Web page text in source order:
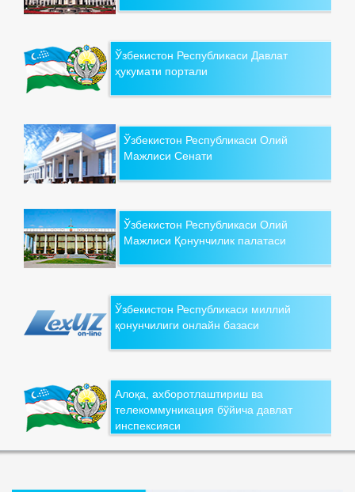
Ўзбекистон Республикаси Давлат
ҳукумати портали
Ўзбекистон Республикаси Олий
Мажлиси Сенати
Ўзбекистон Республикаси Олий
Мажлиси Қонунчилик палатаси
Ўзбекистон Республикаси миллий
қонунчилиги онлайн базаси
Алоқа, ахборотлаштириш ва
телекоммуникация бўйича давлат
инспексияси